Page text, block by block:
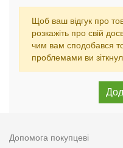
Щоб ваш відгук про
розкажіть про свій
чим вам сподобався
проблемами ви
Допомога покупцеві